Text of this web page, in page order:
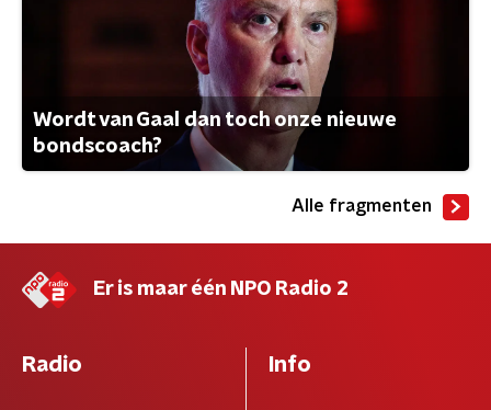
Wordt van Gaal dan toch onze nieuwe
bondscoach?
Alle fragmenten
Er is maar één NPO Radio 2
Radio Info